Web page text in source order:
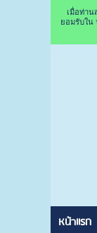
เมื่อท่า
ยอมรับใน
หน้าแรก